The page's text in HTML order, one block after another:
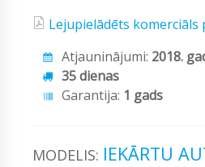
Lejupielādēts komerciāls
Atjauninājumi: 2018.
35 dienas
Garantija: 1 gads
MODELIS: IEKĀRTU